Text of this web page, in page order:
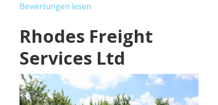
Bewertungen lesen
Rhodes Freight
Services Ltd